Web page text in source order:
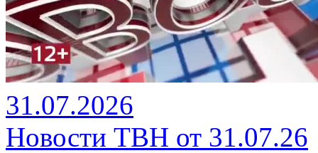
31.07.2026
Новости ТВН от 31.07.26